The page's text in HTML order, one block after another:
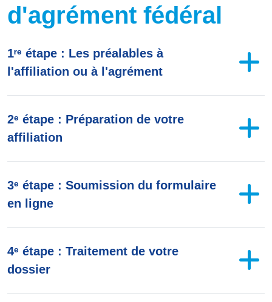
d'agrément fédéral
1ʳᵉ étape : Les préalables à
l'affiliation ou à l'agrément
2ᵉ étape : Préparation de votre
affiliation
3ᵉ étape : Soumission du formulaire
en ligne
4ᵉ étape : Traitement de votre
dossier